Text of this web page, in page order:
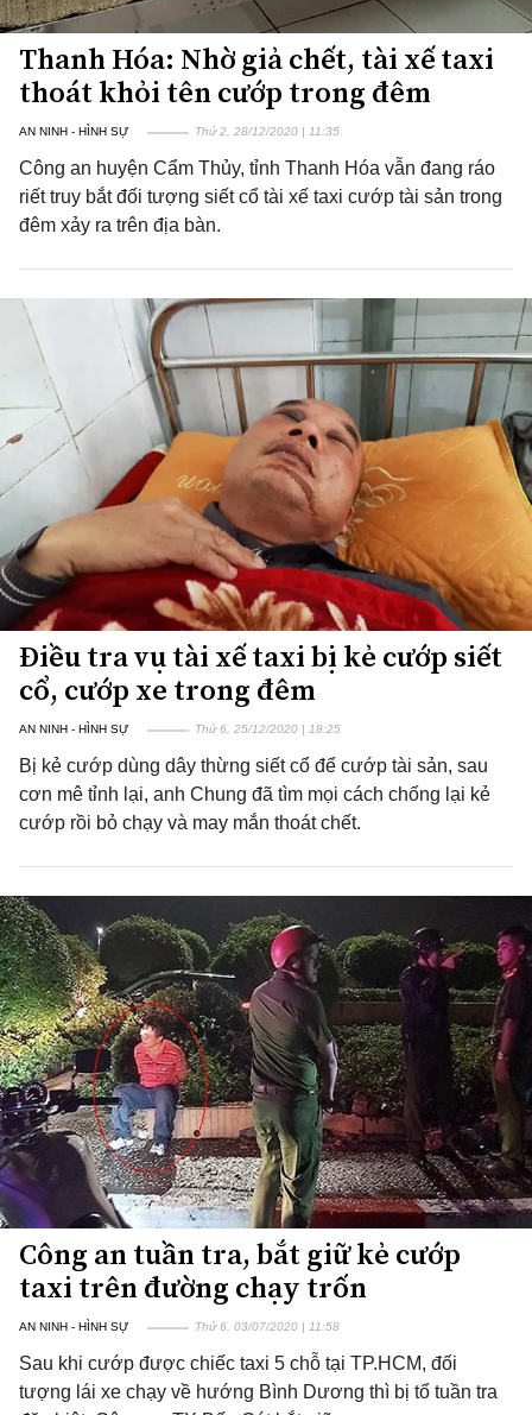
Thanh Hóa: Nhờ giả chết, tài xế taxi
thoát khỏi tên cướp trong đêm
AN NINH - HÌNH SỰ Thứ 2, 28/12/2020 | 11:35
Công an huyện Cẩm Thủy, tỉnh Thanh Hóa vẫn đang ráo
riết truy bắt đối tượng siết cổ tài xế taxi cướp tài sản trong
đêm xảy ra trên địa bàn.
Điều tra vụ tài xế taxi bị kẻ cướp siết
cổ, cướp xe trong đêm
AN NINH - HÌNH SỰ Thứ 6, 25/12/2020 | 18:25
Bị kẻ cướp dùng dây thừng siết cổ để cướp tài sản, sau
cơn mê tỉnh lại, anh Chung đã tìm mọi cách chống lại kẻ
cướp rồi bỏ chạy và may mắn thoát chết.
Công an tuần tra, bắt giữ kẻ cướp
taxi trên đường chạy trốn
AN NINH - HÌNH SỰ Thứ 6, 03/07/2020 | 11:58
Sau khi cướp được chiếc taxi 5 chỗ tại TP.HCM, đối
tượng lái xe chạy về hướng Bình Dương thì bị tổ tuần tra